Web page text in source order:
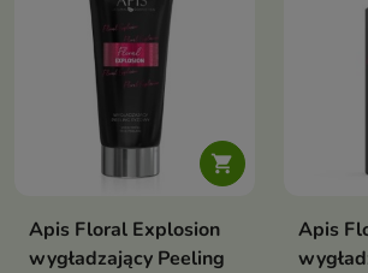

Apis Floral Explosion
wygładzający Peeling
Apis